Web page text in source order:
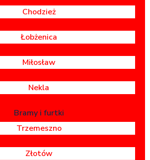
Chodzież
Łobżenica
Miłosław
Nekla
Bramy i furtki
Trzemeszno
Złotów